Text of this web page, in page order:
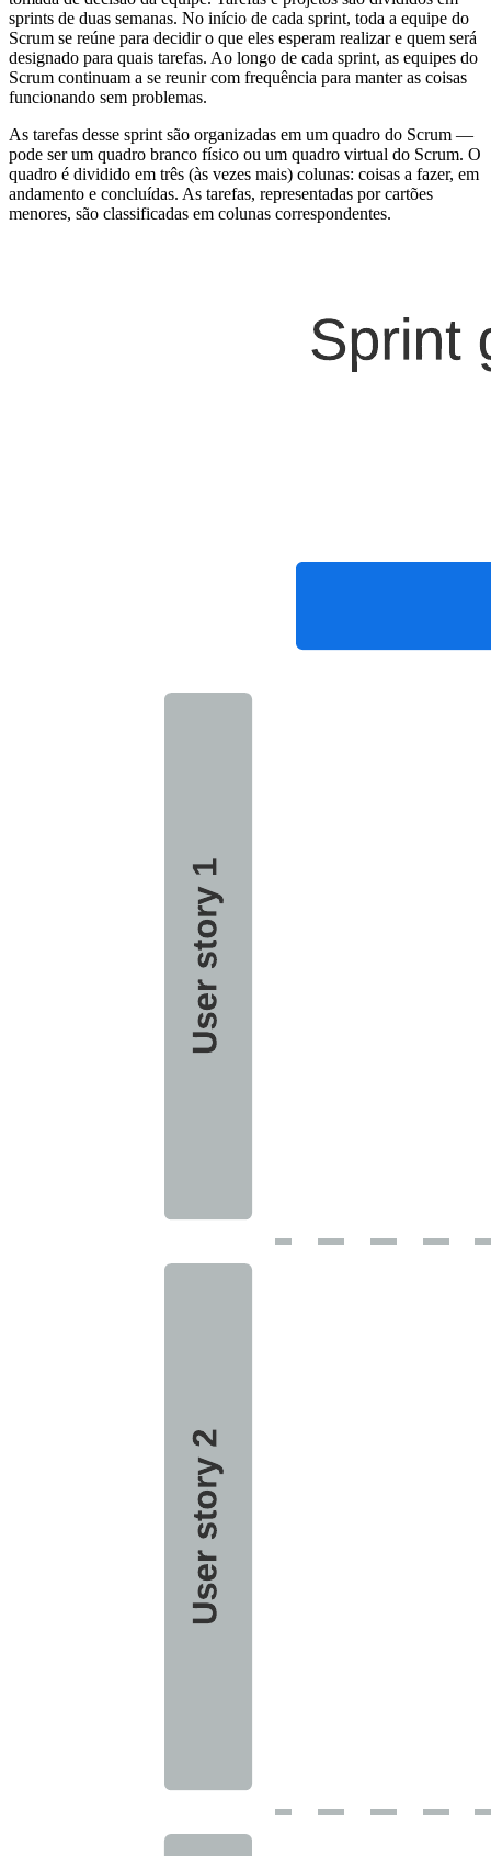
sprints de duas semanas. No início de cada sprint, toda a equipe do
Scrum se reúne para decidir o que eles esperam realizar e quem será
designado para quais tarefas. Ao longo de cada sprint, as equipes do
Scrum continuam a se reunir com frequência para manter as coisas
funcionando sem problemas.
As tarefas desse sprint são organizadas em um quadro do Scrum —
pode ser um quadro branco físico ou um quadro virtual do Scrum. O
quadro é dividido em três (às vezes mais) colunas: coisas a fazer, em
andamento e concluídas. As tarefas, representadas por cartões
menores, são classificadas em colunas correspondentes.